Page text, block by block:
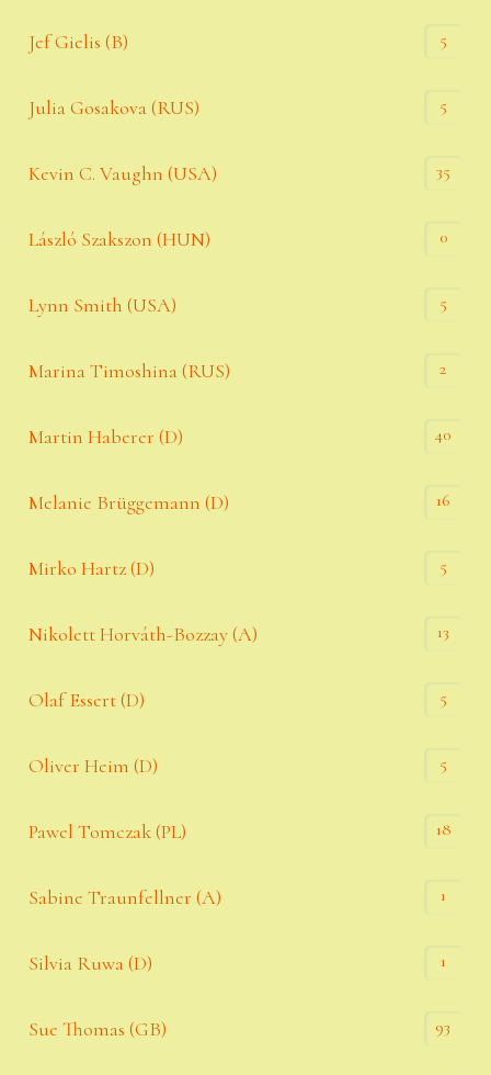
Jef Gielis (B) 5
Julia Gosakova (RUS) 5
Kevin C. Vaughn (USA) 35
László Szakszon (HUN) 0
Lynn Smith (USA) 5
Marina Timoshina (RUS) 2
Martin Haberer (D) 40
Melanie Brüggemann (D) 16
Mirko Hartz (D) 5
Nikolett Horváth-Bozzay (A) 13
Olaf Essert (D) 5
Oliver Heim (D) 5
Pawel Tomczak (PL) 18
Sabine Traunfellner (A) 1
Silvia Ruwa (D) 1
Sue Thomas (GB) 93